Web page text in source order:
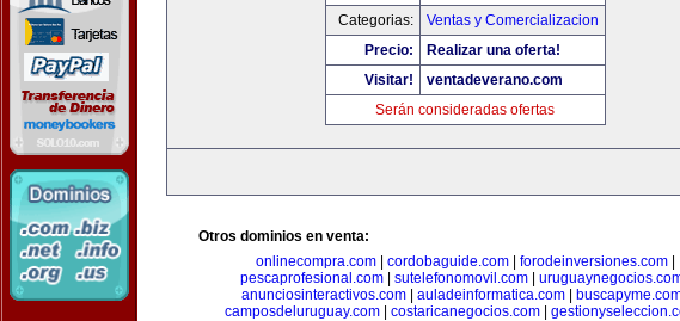
Categorias:
Ventas y Comercializacion
Precio:
Realizar una oferta!
Visitar!
ventadeverano.com
Serán consideradas ofertas
Otros dominios en venta:
onlinecompra.com| cordobaguide.com| forodeinversiones.com|
pescaprofesional.com| sutelefonomovil.com|
anunciosinteractivos.com| auladeinformatica.com|
camposdeluruguay.com| costaricanegocios.com|